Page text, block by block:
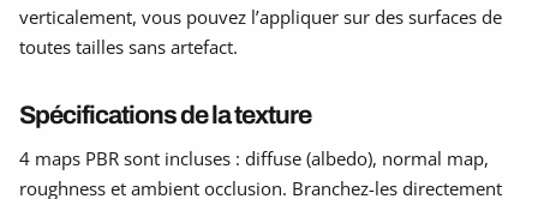
verticalement, vous pouvez l’appliquer sur des surfaces de
toutes tailles sans artefact.
Spécifications de la texture
4 maps PBR sont incluses : diffuse (albedo), normal map,
roughness et ambient occlusion. Branchez-les directement